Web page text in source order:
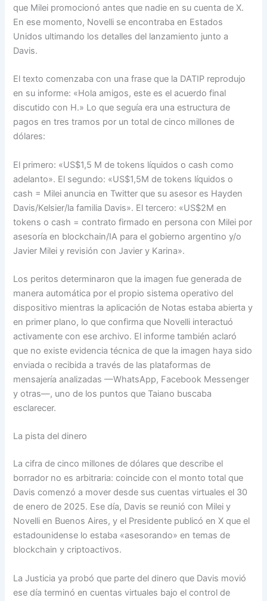
que Milei promocionó antes que nadie en su cuenta de X.
En ese momento, Novelli se encontraba en Estados
Unidos ultimando los detalles del lanzamiento junto a
Davis.
El texto comenzaba con una frase que la DATIP reprodujo
en su informe: «Hola amigos, este es el acuerdo final
discutido con H.» Lo que seguía era una estructura de
pagos en tres tramos por un total de cinco millones de
dólares:
El primero: «US$1,5 M de tokens líquidos o cash como
adelanto». El segundo: «US$1,5M de tokens líquidos o
cash = Milei anuncia en Twitter que su asesor es Hayden
Davis/Kelsier/la familia Davis». El tercero: «US$2M en
tokens o cash = contrato firmado en persona con Milei por
asesoría en blockchain/IA para el gobierno argentino y/o
Javier Milei y revisión con Javier y Karina».
Los peritos determinaron que la imagen fue generada de
manera automática por el propio sistema operativo del
dispositivo mientras la aplicación de Notas estaba abierta y
en primer plano, lo que confirma que Novelli interactuó
activamente con ese archivo. El informe también aclaró
que no existe evidencia técnica de que la imagen haya sido
enviada o recibida a través de las plataformas de
mensajería analizadas —WhatsApp, Facebook Messenger
y otras—, uno de los puntos que Taiano buscaba
esclarecer.
La pista del dinero
La cifra de cinco millones de dólares que describe el
borrador no es arbitraria: coincide con el monto total que
Davis comenzó a mover desde sus cuentas virtuales el 30
de enero de 2025. Ese día, Davis se reunió con Milei y
Novelli en Buenos Aires, y el Presidente publicó en X que el
estadounidense lo estaba «asesorando» en temas de
blockchain y criptoactivos.
La Justicia ya probó que parte del dinero que Davis movió
ese día terminó en cuentas virtuales bajo el control de